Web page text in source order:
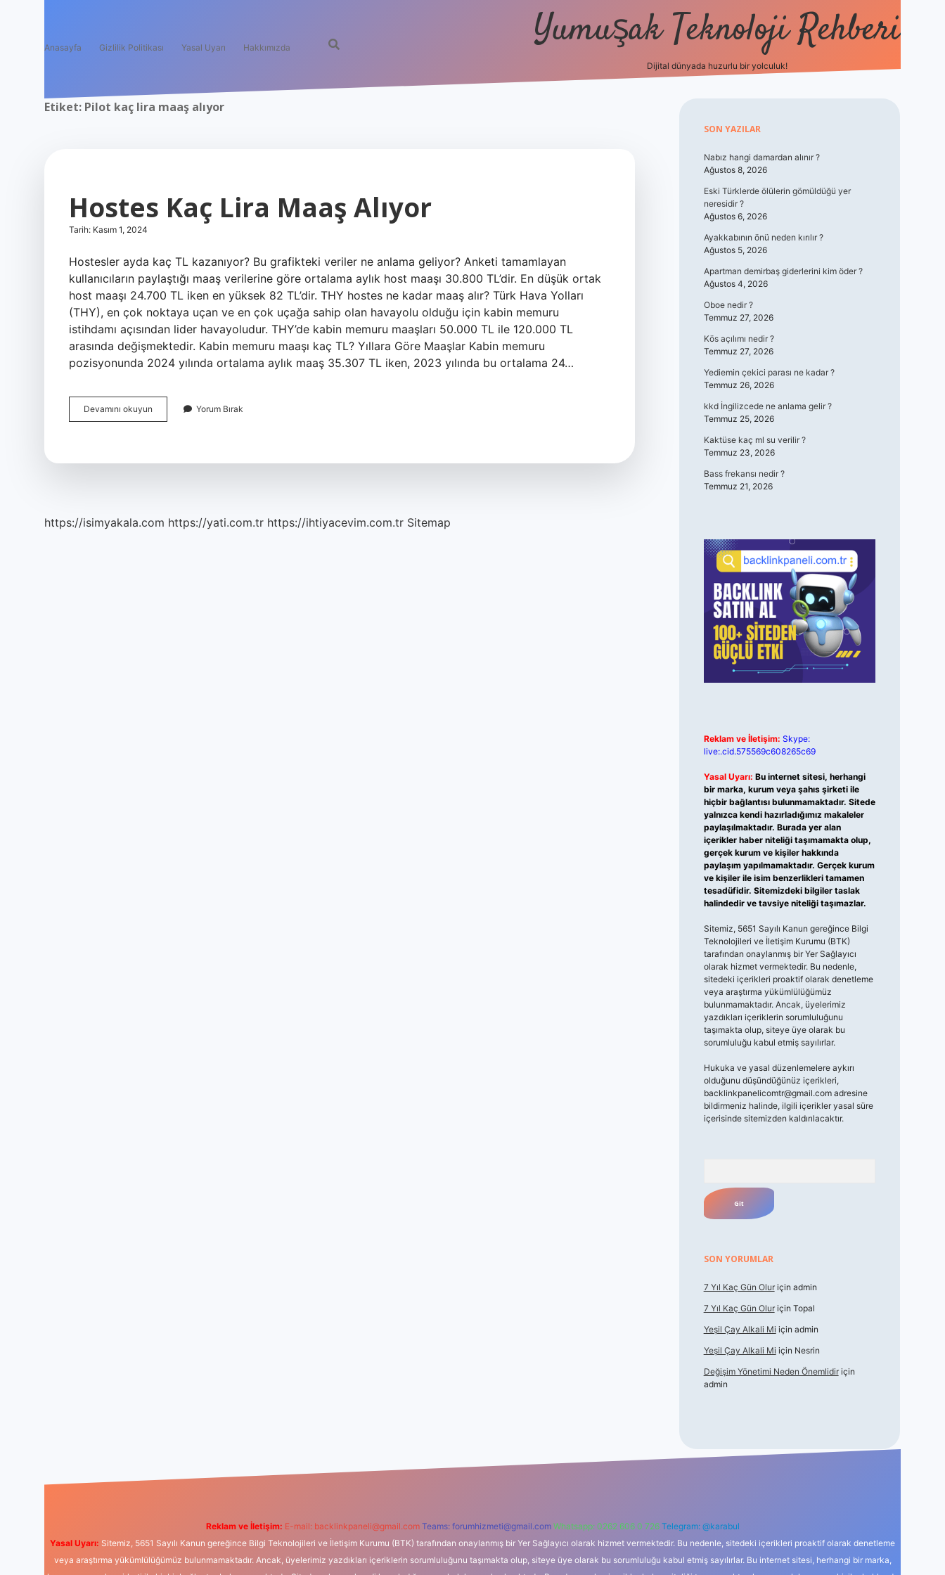
Anasayfa Gizlilik Politikası Yasal Uyarı Hakkımızda Yumuşak Teknoloji Rehberi
Dijital dünyada huzurlu bir yolculuk!
Etiket: Pilot kaç lira maaş alıyor
Hostes Kaç Lira Maaş Alıyor
Tarih: Kasım 1, 2024
Hostesler ayda kaç TL kazanıyor? Bu grafikteki veriler ne anlama geliyor? Anketi tamamlayan
kullanıcıların paylaştığı maaş verilerine göre ortalama aylık host maaşı 30.800 TL’dir. En düşük ortak
host maaşı 24.700 TL iken en yüksek 82 TL’dir. THY hostes ne kadar maaş alır? Türk Hava Yolları
(THY), en çok noktaya uçan ve en çok uçağa sahip olan havayolu olduğu için kabin memuru
istihdamı açısından lider havayoludur. THY’de kabin memuru maaşları 50.000 TL ile 120.000 TL
arasında değişmektedir. Kabin memuru maaşı kaç TL? Yıllara Göre Maaşlar Kabin memuru
pozisyonunda 2024 yılında ortalama aylık maaş 35.307 TL iken, 2023 yılında bu ortalama 24…
Devamını okuyun
Kaç
Yorum Bırak
https://isimyakala.com https://yati.com.tr https://ihtiyacevim.com.tr Sitemap
Sidebar
SON YAZILAR
Nabız hangi damardan alınır ?
Ağustos 8, 2026
Eski Türklerde ölülerin gömüldüğü yer
neresidir ?
Ağustos 6, 2026
Ayakkabının önü neden kırılır ?
Ağustos 5, 2026
Apartman demirbaş giderlerini kim öder ?
Ağustos 4, 2026
Oboe nedir ?
Temmuz 27, 2026
Kös açılımı nedir ?
Temmuz 27, 2026
Yediemin çekici parası ne kadar ?
Temmuz 26, 2026
kkd İngilizcede ne anlama gelir ?
Temmuz 25, 2026
Kaktüse kaç ml su verilir ?
Temmuz 23, 2026
Bass frekansı nedir ?
Temmuz 21, 2026
Reklam ve İletişim: Skype:
live:.cid.575569c608265c69
Yasal Uyarı: Bu internet sitesi, herhangi
bir marka, kurum veya şahıs şirketi ile
hiçbir bağlantısı bulunmamaktadır. Sitede
yalnızca kendi hazırladığımız makaleler
paylaşılmaktadır. Burada yer alan
içerikler haber niteliği taşımamakta olup,
gerçek kurum ve kişiler hakkında
paylaşım yapılmamaktadır. Gerçek kurum
ve kişiler ile isim benzerlikleri tamamen
tesadüfidir. Sitemizdeki bilgiler taslak
halindedir ve tavsiye niteliği taşımazlar.
Sitemiz, 5651 Sayılı Kanun gereğince Bilgi
Teknolojileri ve İletişim Kurumu (BTK)
tarafından onaylanmış bir Yer Sağlayıcı
olarak hizmet vermektedir. Bu nedenle,
sitedeki içerikleri proaktif olarak denetleme
veya araştırma yükümlülüğümüz
bulunmamaktadır. Ancak, üyelerimiz
yazdıkları içeriklerin sorumluluğunu
taşımakta olup, siteye üye olarak bu
sorumluluğu kabul etmiş sayılırlar.
Hukuka ve yasal düzenlemelere aykırı
olduğunu düşündüğünüz içerikleri,
backlinkpanelicomtr@gmail.comadresine
bildirmeniz halinde, ilgili içerikler yasal süre
içerisinde sitemizden kaldırılacaktır.
SON YORUMLAR
7 Yıl Kaç Gün Oluriçin admin
7 Yıl Kaç Gün Oluriçin Topal
Yeşil Çay Alkali Mi için admin
Yeşil Çay Alkali Mi için Nesrin
Değişim Yönetimi Neden Önemlidiriçin
admin
Reklam ve İletişim: E-mail: backlinkpaneli@gmail.com Teams: forumhizmeti@gmail.com Whatsapp: 0262 606 0 726 Telegram: @karabul
Yasal Uyarı: Sitemiz, 5651 Sayılı Kanun gereğince Bilgi Teknolojileri ve İletişim Kurumu (BTK) tarafından onaylanmış bir Yer Sağlayıcı olarak hizmet vermektedir. Bu nedenle, sitedeki içerikleri proaktif olarak denetleme
veya araştırma yükümlülüğümüz bulunmamaktadır. Ancak, üyelerimiz yazdıkları içeriklerin sorumluluğunu taşımakta olup, siteye üye olarak bu sorumluluğu kabul etmiş sayılırlar. Bu internet sitesi, herhangi bir marka,